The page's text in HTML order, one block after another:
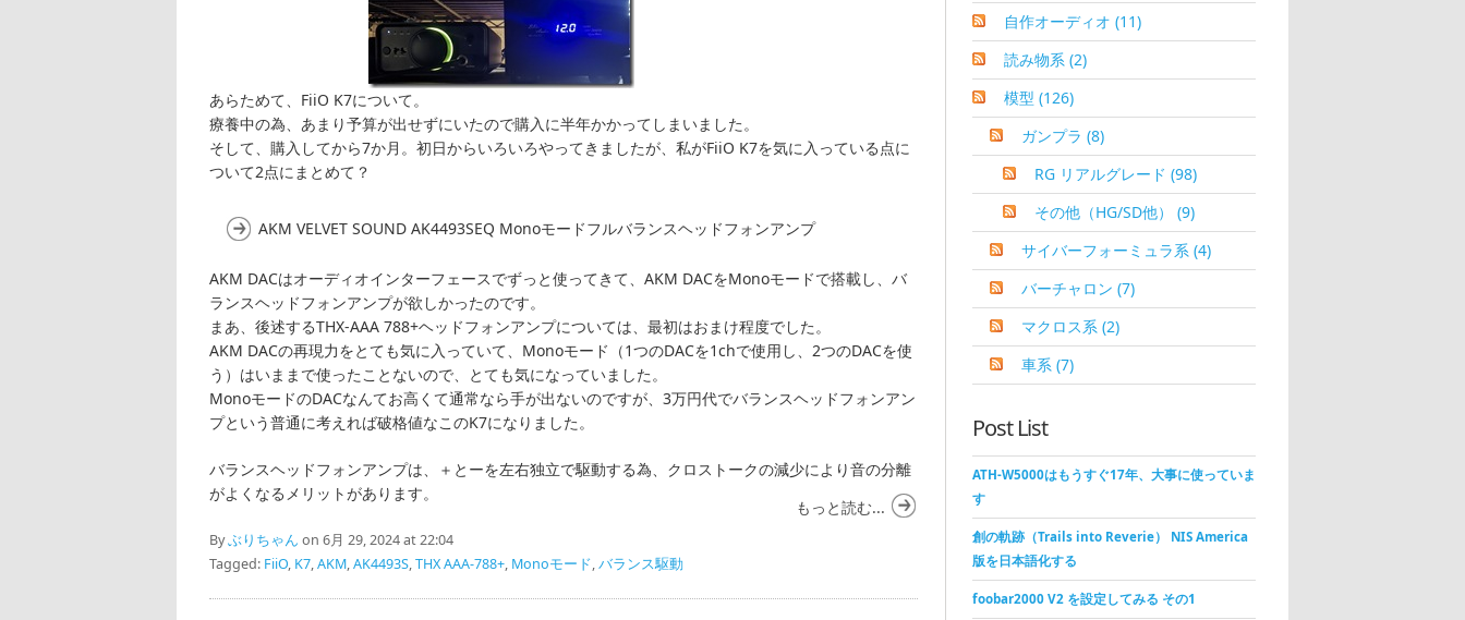
あらためて、FiiO K7について。
療養中の為、あまり予算が出せずにいたので購入に半年かかってしまいました。
そして、購入してから7か月。初日からいろいろやってきましたが、私がFiiO K7を気に入っている点に
ついて2点にまとめて？
AKM VELVET SOUND AK4493SEQ Monoモードフルバランスヘッドフォンアンプ
AKM DACはオーディオインターフェースでずっと使ってきて、AKM DACをMonoモードで搭載し、バ
ランスヘッドフォンアンプが欲しかったのです。
まあ、後述するTHX-AAA 788+ヘッドフォンアンプについては、最初はおまけ程度でした。
AKM DACの再現力をとても気に入っていて、Monoモード（1つのDACを1chで使用し、2つのDACを使
う）はいままで使ったことないので、とても気になっていました。
MonoモードのDACなんてお高くて通常なら手が出ないのですが、3万円代でバランスヘッドフォンアン
プという普通に考えれば破格値なこのK7になりました。
バランスヘッドフォンアンプは、＋とーを左右独立で駆動する為、クロストークの減少により音の分離
がよくなるメリットがあります。
もっと読む...
Byぶりちゃん on 6月 29, 2024 at 22:04
Tagged: FiiO, K7,AKM,AK4493S,THX AAA-788+, Monoモード,バランス駆動
自作オーディオ (11)
読み物系 (2)
模型 (126)
ガンプラ (8)
RG リアルグレード (98)
その他（HG/SD他） (9)
サイバーフォーミュラ系 (4)
バーチャロン (7)
マクロス系 (2)
車系 (7)
Post List
ATH-W5000はもうすぐ17年、大事に使っていま
す
創の軌跡（Trails into Reverie） NIS America
版を日本語化する
foobar2000 V2 を設定してみる その1